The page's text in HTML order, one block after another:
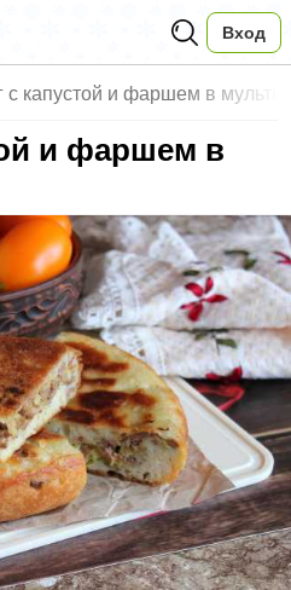
Вход
с капустой и фаршем в
и фаршем в